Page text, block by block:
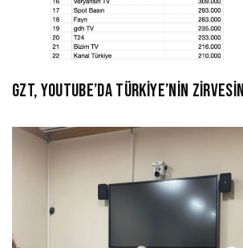
GZT, YOUTUBE’DA TÜRKİYE’NİN